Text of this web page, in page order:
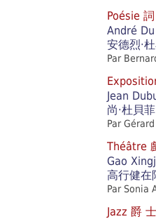
Poésie 詞
André
安德烈‧
Par
Jean
尚‧杜貝菲
Par
Théâtre
Gao
高行健在
Par Sonia
Jazz 爵